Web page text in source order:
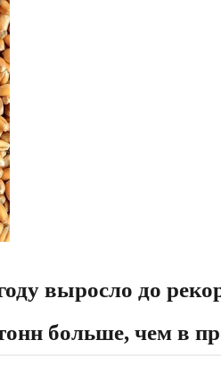
выросло до
больше, чем в